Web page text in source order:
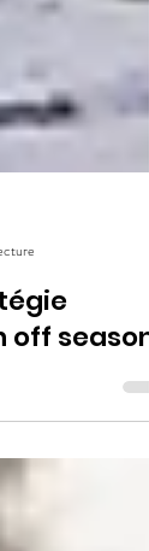
season